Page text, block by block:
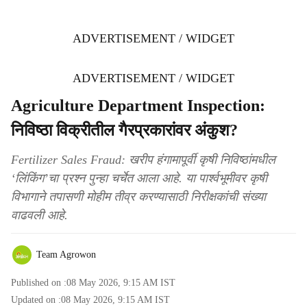
ADVERTISEMENT / WIDGET
ADVERTISEMENT / WIDGET
Agriculture Department Inspection:
निविष्ठा विक्रीतील गैरप्रकारांवर अंकुश?
Fertilizer Sales Fraud: खरीप हंगामापूर्वी कृषी निविष्ठांमधील
‘लिंकिंग’चा प्रश्न पुन्हा चर्चेत आला आहे. या पार्श्वभूमीवर कृषी
विभागाने तपासणी मोहीम तीव्र करण्यासाठी निरीक्षकांची संख्या
वाढवली आहे.
Team Agrowon
Published on :08 May 2026, 9:15 AM IST
Updated on :08 May 2026, 9:15 AM IST